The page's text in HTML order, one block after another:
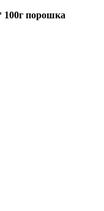
100г порошка